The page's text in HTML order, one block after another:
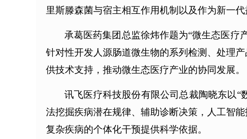
里斯滕森菌与宿主相互作用机制以及作为新一代
承葛医药集团总监徐炜作题为“微生态医疗
针对性开发人源肠道微生物的系列检测、处理
供技术支持，推动微生态医疗产业的协同发展。
讯飞医疗科技股份有限公司总裁陶晓东以
法挖掘疾病潜在规律、辅助诊断决策，人工智
复杂疾病的个体化干预提供科学依据。